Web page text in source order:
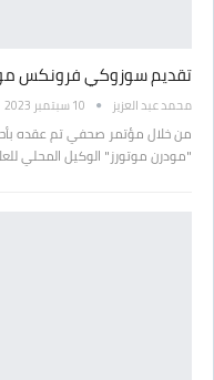
تقديم سوزوكي فرونكس موديل 2024 في
محمد عبد العزيز 10 سبتمبر 2023
من خلال مؤتمر صحفي تم عقده
"مودرن موتورز" الوكيل المحلي